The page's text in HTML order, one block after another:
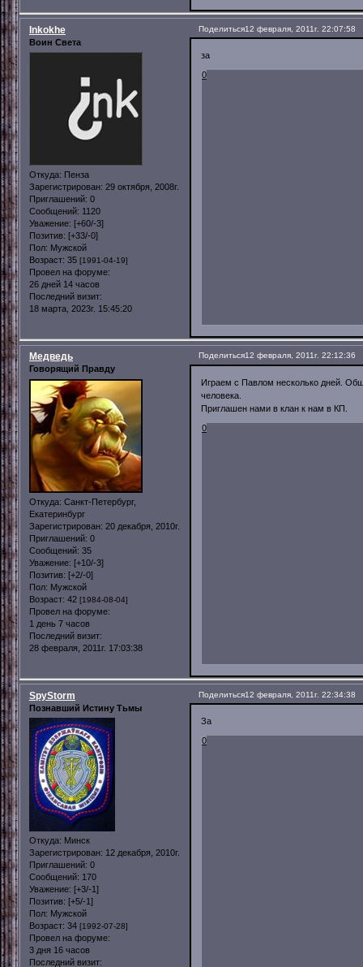
Поделиться12 февраля, 2011г. 22:07:58
Inkokhe
Воин Света
Откуда: Пенза
Зарегистрирован: 29 октября, 2008г.
Приглашений: 0
Сообщений: 1120
Уважение: [+60/-3]
Позитив: [+33/-0]
Пол: Мужской
Возраст: 35 [1991-04-19]
Провел на форуме:
26 дней 14 часов
Последний визит:
18 марта, 2023г. 15:45:20
за
0
Поделиться12 февраля, 2011г. 22:12:36
Медведь
Говорящий Правду
Откуда: Санкт-Петербург,
Екатеринбург
Зарегистрирован: 20 декабря, 2010г.
Приглашений: 0
Сообщений: 35
Уважение: [+10/-3]
Позитив: [+2/-0]
Пол: Мужской
Возраст: 42 [1984-08-04]
Провел на форуме:
1 день 7 часов
Последний визит:
28 февраля, 2011г. 17:03:38
Играем с Павлом несколько дней.
человека.
Приглашен нами в клан к нам в КП.
0
Поделиться12 февраля, 2011г. 22:34:38
SpyStorm
Познавший Истину Тьмы
Откуда: Минск
Зарегистрирован: 12 декабря, 2010г.
Приглашений: 0
Сообщений: 170
Уважение: [+3/-1]
Позитив: [+5/-1]
Пол: Мужской
Возраст: 34 [1992-07-28]
Провел на форуме:
3 дня 16 часов
Последний визит:
За
0